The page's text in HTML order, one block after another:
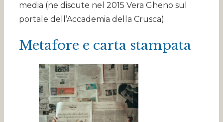
media (ne discute nel 2015 Vera Gheno sul
portale dell’Accademia della Crusca).
Metafore e carta stampata